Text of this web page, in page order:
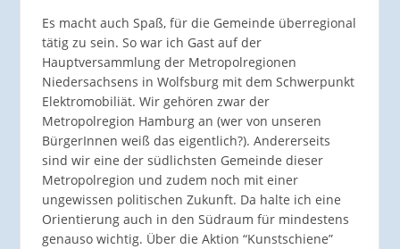
Es macht auch Spaß, für die Gemeinde überregional
tätig zu sein. So war ich Gast auf der
Hauptversammlung der Metropolregionen
Niedersachsens in Wolfsburg mit dem Schwerpunkt
Elektromobiliät. Wir gehören zwar der
Metropolregion Hamburg an (wer von unseren
BürgerInnen weiß das eigentlich?). Andererseits
sind wir eine der südlichsten Gemeinde dieser
Metropolregion und zudem noch mit einer
ungewissen politischen Zukunft. Da halte ich eine
Orientierung auch in den Südraum für mindestens
genauso wichtig. Über die Aktion “Kunstschiene”